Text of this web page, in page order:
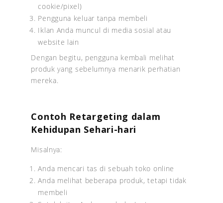
cookie/pixel)
Pengguna keluar tanpa membeli
Iklan Anda muncul di media sosial atau
website lain
Dengan begitu, pengguna kembali melihat
produk yang sebelumnya menarik perhatian
mereka.
Contoh Retargeting dalam
Kehidupan Sehari-hari
Misalnya:
Anda mencari tas di sebuah toko online
Anda melihat beberapa produk, tetapi tidak
membeli